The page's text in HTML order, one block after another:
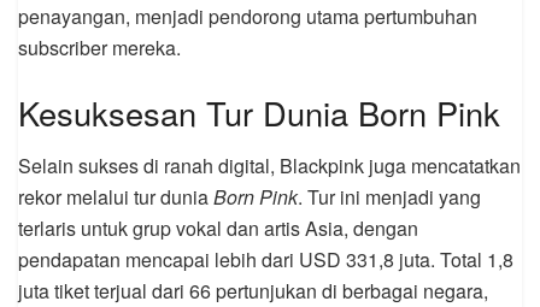
penayangan, menjadi pendorong utama pertumbuhan
subscriber mereka.
Kesuksesan Tur Dunia Born Pink
Selain sukses di ranah digital, Blackpink juga mencatatkan
rekor melalui tur duniaBorn Pink. Tur ini menjadi yang
terlaris untuk grup vokal dan artis Asia, dengan
pendapatan mencapai lebih dari USD 331,8 juta. Total 1,8
juta tiket terjual dari 66 pertunjukan di berbagai negara,